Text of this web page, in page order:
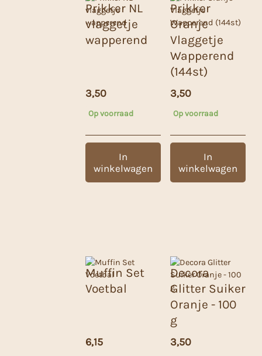
Prikker NL
vlaggetje
wapperend
3,50
Op voorraad
In
winkelwagen
Prikker
Oranje
Vlaggetje
Wapperend
(144st)
3,50
Op voorraad
In
winkelwagen
Muffin Set
Voetbal
6,15
Decora
Glitter Suiker
Oranje - 100
g
3,50